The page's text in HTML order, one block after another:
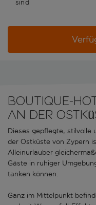
sind
Boutique-
an der
Dieses gepflegte, stilvolle
der Ostküste von Zypern
Alleinurlauber
Gäste in ruhiger
tanken können.
Ganz im Mittelpunkt